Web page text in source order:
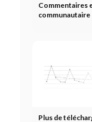
Commentaires
communautaire
Plus de